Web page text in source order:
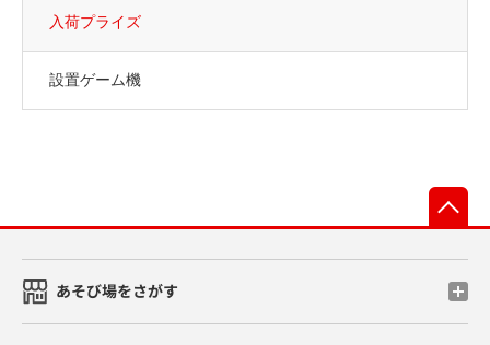
入荷プライズ
設置ゲーム機
あそび場をさがす